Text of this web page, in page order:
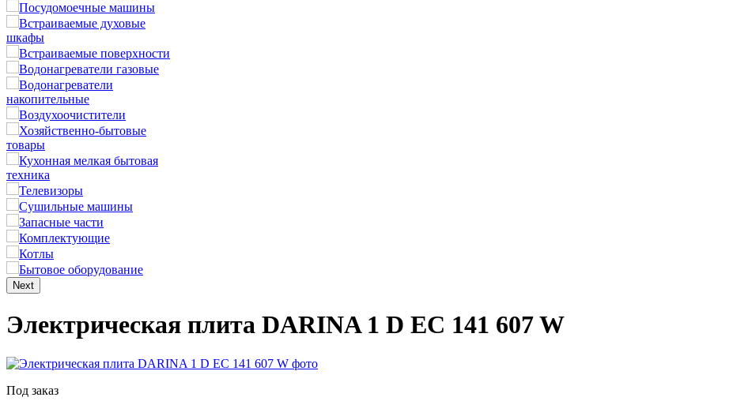
Посудомоечные машины
Встраиваемые духовые
шкафы
Встраиваемые поверхности
Водонагреватели газовые
Водонагреватели
накопительные
Воздухоочистители
Хозяйственно-бытовые
товары
Кухонная мелкая бытовая
техника
Телевизоры
Сушильные машины
Запасные части
Комплектующие
Котлы
Бытовое оборудование
Next
Электрическая плита DARINA 1 D EC 141 607 W
Под заказ